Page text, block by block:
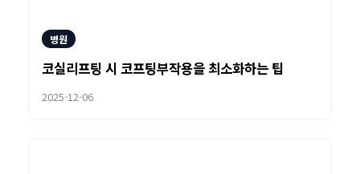
병원
코실리프팅 시 코프팅부작용을 최소화하는 팁
2025-12-06